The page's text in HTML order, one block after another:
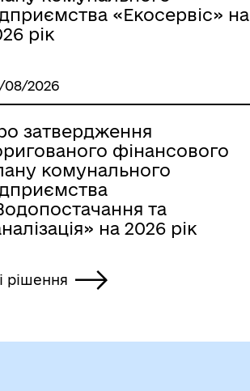
«Екосервіс» на
рік
08/2026
затвердження
фінансового
комунального
та
на 2026 рік
рішення